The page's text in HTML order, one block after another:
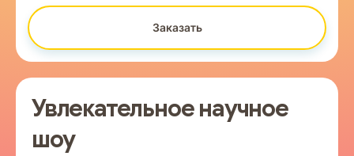
Заказать
Увлекательное научное
шоу